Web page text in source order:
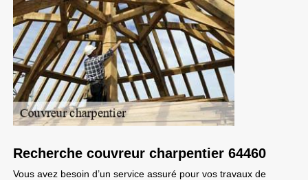
Recherche couvreur charpentier 64460
Vous avez besoin d’un service assuré pour vos travaux de